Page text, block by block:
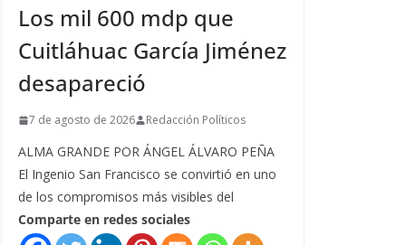
Los mil 600 mdp que
Cuitláhuac García Jiménez
desapareció
7 de agosto de 2026 Redacción Políticos
ALMA GRANDE POR ÁNGEL ÁLVARO PEÑA
El Ingenio San Francisco se convirtió en uno
de los compromisos más visibles del
Comparte en redes sociales